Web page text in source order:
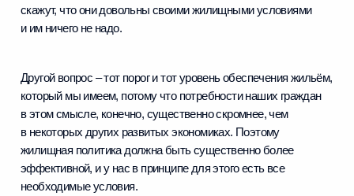
скажут, что они довольны своими жилищными условиями
и им ничего не надо.
Другой вопрос – тот порог и тот уровень обеспечения жильём,
который мы имеем, потому что потребности наших граждан
в этом смысле, конечно, существенно скромнее, чем
в некоторых других развитых экономиках. Поэтому
жилищная политика должна быть существенно более
эффективной, и у нас в принципе для этого есть все
необходимые условия.